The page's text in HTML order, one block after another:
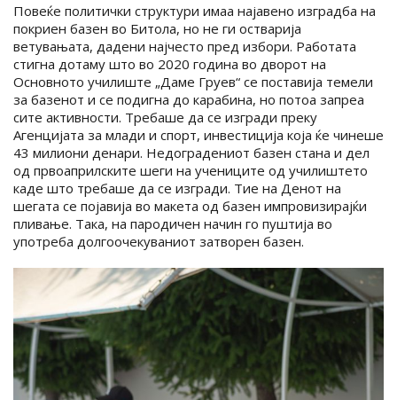
Повеќе политички структури имаа најавено изградба на
покриен базен во Битола, но не ги остварија
ветувањата, дадени најчесто пред избори. Работата
стигна дотаму што во 2020 година во дворот на
Основното училиште „Даме Груев“ се поставија темели
за базенот и се подигна до карабина, но потоа запреа
сите активности. Требаше да се изгради преку
Агенцијата за млади и спорт, инвестиција која ќе чинеше
43 милиони денари. Недоградениот базен стана и дел
од првоаприлските шеги на учениците од училиштето
каде што требаше да се изгради. Тие на Денот на
шегата се појавија во макета од базен импровизирајќи
пливање. Така, на пародичен начин го пуштија во
употреба долгоочекуваниот затворен базен.